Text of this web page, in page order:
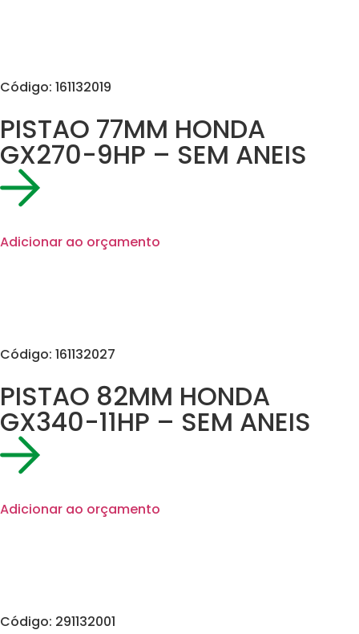
Código: 161132019
PISTAO 77MM HONDA
GX270-9HP – SEM ANEIS
Adicionar ao orçamento
Código: 161132027
PISTAO 82MM HONDA
GX340-11HP – SEM ANEIS
Adicionar ao orçamento
Código: 291132001